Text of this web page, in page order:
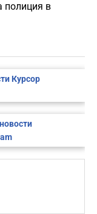
полиция в
Курсор